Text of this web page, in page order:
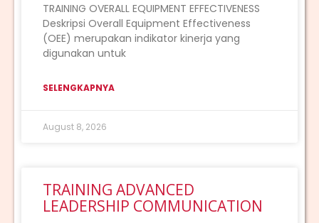
TRAINING OVERALL EQUIPMENT EFFECTIVENESS
Deskripsi Overall Equipment Effectiveness
(OEE) merupakan indikator kinerja yang
digunakan untuk
SELENGKAPNYA
August 8, 2026
TRAINING ADVANCED
LEADERSHIP COMMUNICATION